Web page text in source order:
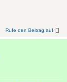
Rufe den Beitrag auf